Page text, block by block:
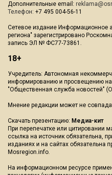
Дополнительные email:
Телефон: +7 495 004-56-11
Сетевое издание Информационное
региона" зарегистрировано
запись ЭЛ № ФС77-73861.
18+
Учредитель: Автономная
информированию и просвещению
"Общественная служба новостей"
Мнение редакции может не
Скачать презентацию: Медиа-кит
При перепечатке или цитировании
ссылка на источник обязательна,
изданиях и на сайтах обязательна
Mosregion.info.
На информационном ресурсе